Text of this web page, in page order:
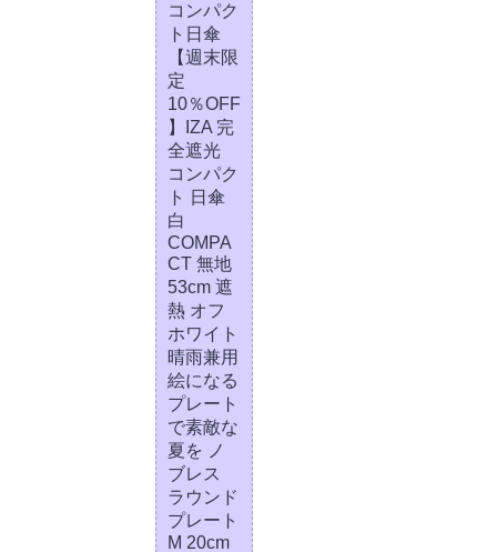
コンパク
ト日傘
【週末限
定
10％OFF
】IZA 完
全遮光
コンパク
ト 日傘
白
COMPA
CT 無地
53cm 遮
熱 オフ
ホワイト
晴雨兼用
絵になる
プレート
で素敵な
夏を ノ
ブレス
ラウンド
プレート
M 20cm